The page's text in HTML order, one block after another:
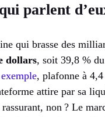
parlent
qui brasse des
dollars, soit 39,8 %
exemple, plafonne à
attire par sa
non ? Le